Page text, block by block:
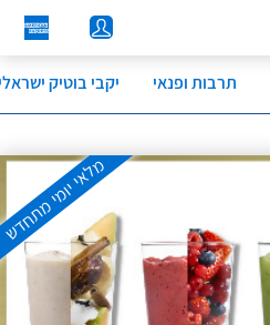
תרבות ופנאי יקבי בוטיק
מלאי יומי מתחדש